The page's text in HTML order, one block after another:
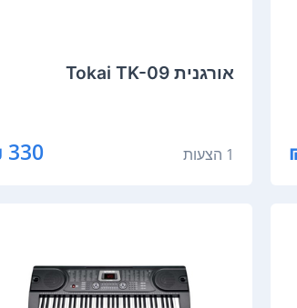
‏אורגנית Tokai TK-09
1 הצעות 330 ₪